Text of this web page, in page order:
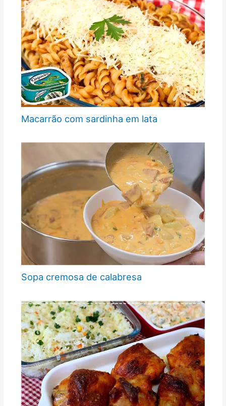
Macarrão com sardinha em lata
Sopa cremosa de calabresa